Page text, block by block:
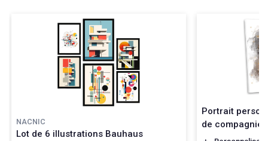
NACNIC
Lot de 6 illustrations Bauhaus
Portrait
de compagnie